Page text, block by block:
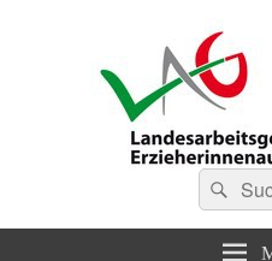
LAG
Suchen
nach: